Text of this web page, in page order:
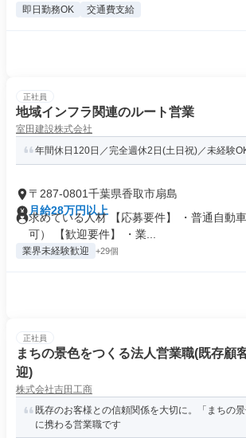
即日勤務OK 交通費支給
正社員
地域インフラ関連のルート営業
室田建設株式会社
年間休日120日／完全週休2日(土日祝)／未経験
〒287-0801千葉県香取市扇島
月給28万円以上
求めている人材 【応募要件】 ・普通自動
可） 【歓迎要件】 ・業...
業界未経験歓迎 +29個
正社員
まちの景色をつくる法人営業職(既存顧
迎)
株式会社吉田工商
既存のお客様との信頼関係を大切に。「まちの景
に携わる営業職です